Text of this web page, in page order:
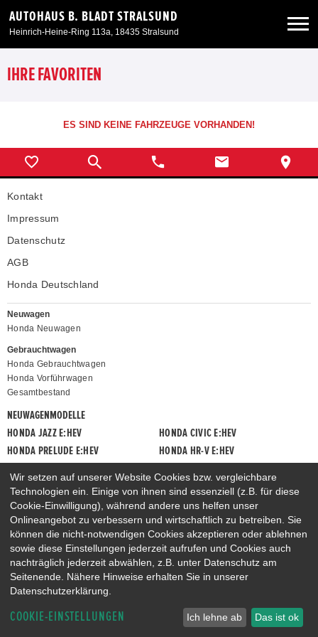
AUTOHAUS B. BLADT STRALSUND
Heinrich-Heine-Ring 113a, 18435 Stralsund
Neuwagen
Angebote
Service & Zubehör
Unser Autohaus
IHRE FAVORITEN
ES SIND KEINE FAHRZEUGE VORHANDEN!
Kontakt
Impressum
Datenschutz
AGB
Honda Deutschland
Neuwagen
Honda Neuwagen
Gebrauchtwagen
Honda Gebrauchtwagen
Honda Vorführwagen
Gesamtbestand
NEUWAGENMODELLE
HONDA JAZZ E:HEV
HONDA CIVIC E:HEV
HONDA PRELUDE E:HEV
HONDA HR-V E:HEV
Wir setzen auf unserer Website Cookies bzw. vergleichbare
Technologien ein. Einige von ihnen sind essenziell (z.B. für diese
Cookie-Einwilligung), während andere uns helfen unser
Onlineangebot zu verbessern und wirtschaftlich zu betreiben. Sie
können die nicht-notwendigen Cookies akzeptieren oder ablehnen
sowie diese Einstellungen jederzeit aufrufen und Cookies auch
nachträglich jederzeit abwählen, z.B. unter Datenschutz am
Seitenende. Nähere Hinweise erhalten Sie in unserer
Datenschutzerklärung.
COOKIE-EINSTELLUNGEN Ich lehne ab Das ist ok